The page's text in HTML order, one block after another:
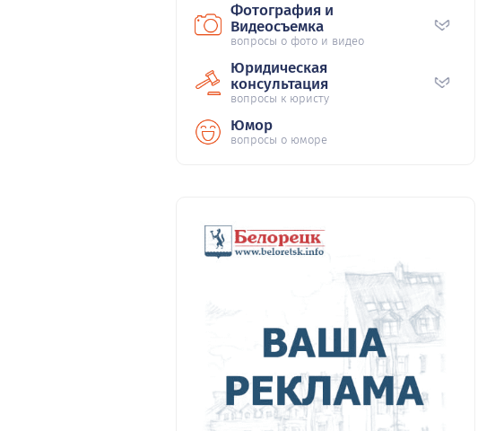
Фотография и
Видеосъемка
вопросы о фото и видео
Юридическая
консультация
вопросы к юристу
Юмор
вопросы о юморе